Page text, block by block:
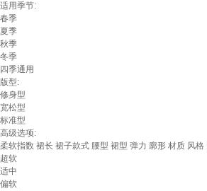
适用季节:
春季
夏季
秋季
冬季
四季通用
版型:
修身型
宽松型
标准型
高级选项:
柔软指数 裙长 裙子款式 腰型 裙型 弹力 廓形 材质 风格
超软
适中
偏软